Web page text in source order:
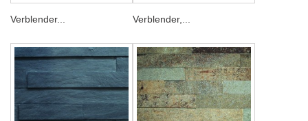
Verblender... Verblender,...